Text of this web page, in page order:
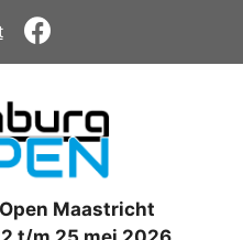
Maastricht